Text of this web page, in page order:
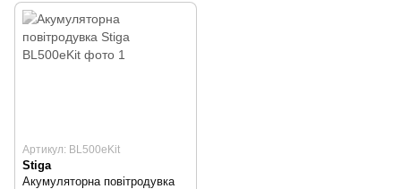
Артикул: BL500eKit
Stiga
Акумуляторна повітродувка